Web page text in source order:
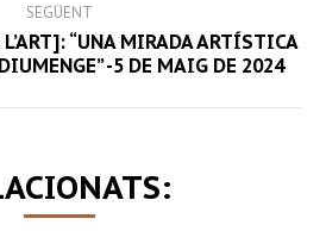
SEGÜENT
Next
L’ART]: “UNA MIRADA ARTÍSTICA
-5 DE MAIG DE 2024